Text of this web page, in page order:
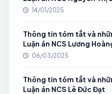
14/01/2025
Thông tin tóm tắt và
Luận án NCS Lương
06/03/2025
Thông tin tóm tắt và
Luận án NCS Lê Đức Đạt